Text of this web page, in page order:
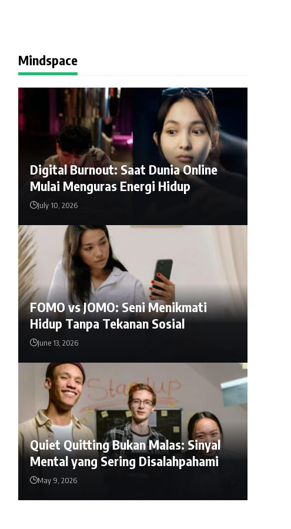
Mindspace
Digital Burnout: Saat Dunia Online
Mulai Menguras Energi Hidup
July 10, 2026
FOMO vs JOMO: Seni Menikmati
Hidup Tanpa Tekanan Sosial
June 13, 2026
Quiet Quitting Bukan Malas: Sinyal
Mental yang Sering Disalahpahami
May 9, 2026